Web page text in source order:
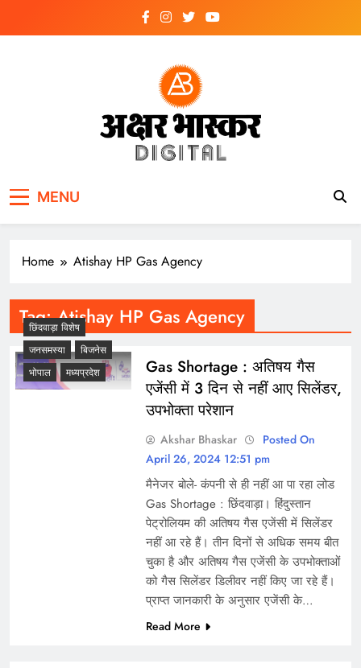
MENU
Home Atishay HP Gas Agency
Tag:Atishay HP Gas Agency
छिंदवाड़ा विशेष
जनसमस्या
बिजनेस
भोपाल
मध्यप्रदेश
Gas Shortage : अतिषय गैस
एजेंसी में 3 दिन से नहीं आए सिलेंडर,
उपभोक्ता परेशान
Akshar Bhaskar
Posted On
April 26, 2024 12:51 pm
मैनेजर बोले- कंपनी से ही नहीं आ पा रहा लोड
Gas Shortage : छिंदवाड़ा। हिंदुस्तान
पेट्रोलियम की अतिषय गैस एजेंसी में सिलेंडर
नहीं आ रहे हैं। तीन दिनों से अधिक समय बीत
चुका है और अतिषय गैस एजेंसी के उपभोक्ताओं
को गैस सिलेंडर डिलीवर नहीं किए जा रहे हैं।
प्राप्त जानकारी के अनुसार एजेंसी के…
Read More